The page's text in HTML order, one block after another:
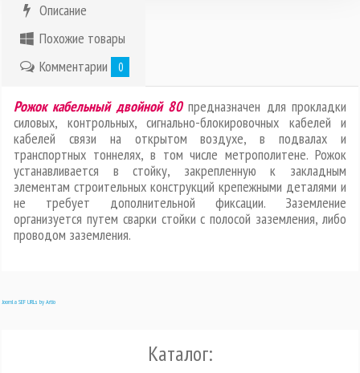
Описание
Похожие товары
Комментарии
0
Рожок кабельный двойной 80предназначен для прокладки
силовых, контрольных, сигнально-блокировочных кабелей и
кабелей связи на открытом воздухе, в подвалах и
транспортных тоннелях, в том числе метрополитене. Рожок
устанавливается в стойку, закрепленную к закладным
элементам строительных конструкций крепежными деталями и
не требует дополнительной фиксации. Заземление
организуется путем сварки стойки с полосой заземления, либо
проводом заземления.
Joomla SEF URLs by Artio
Каталог: